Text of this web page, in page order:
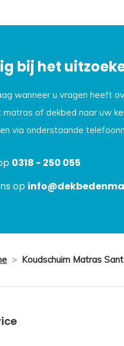
bij het
wanneer u vragen heeft
of dekbed naar uw
via onderstaande
0318 - 250 055
op
> Koudschuim Matras